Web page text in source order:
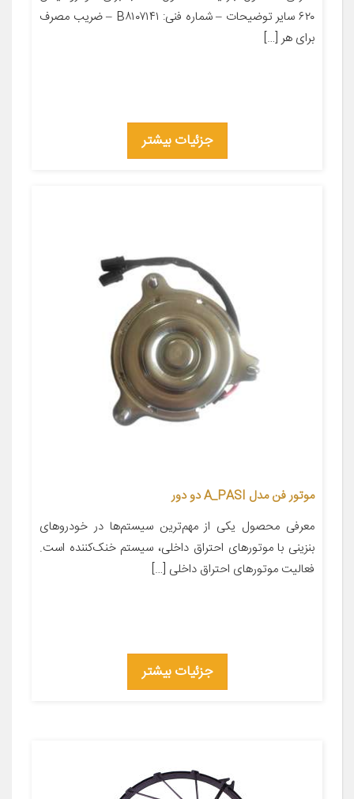
۶۲۰ سایر توضیحات – شماره فنی: B۸۱۰۷۱۴۱ – ضریب مصرف
برای هر […]
جزئیات بیشتر
موتور فن مدل A_PASI دو دور
معرفی محصول یکی از مهم‌ترین سیستم‌ها در خودروهای
بنزینی با موتورهای احتراق داخلی، سیستم خنک‌کننده است.
فعالیت موتورهای احتراق داخلی […]
جزئیات بیشتر